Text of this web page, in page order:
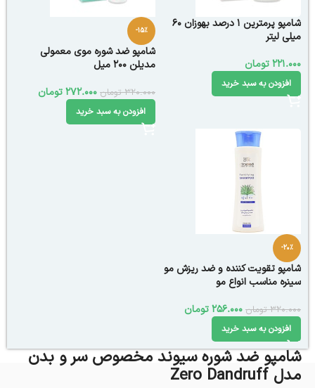
شامپو پرمترین 1 درصد بهوزان 60
میلی لیتر
221.000تومان
افزودن به سبد خرید
-15%
شامپو ضد شوره موی معمولی
مدیلن 200 میل
320.000 تومان 272.000تومان
افزودن به سبد خرید
-20%
شامپو تقویت کننده و ضد ریزش مو
سینره مناسب انواع مو
320.000 تومان 256.000تومان
افزودن به سبد خرید
شامپو ضد شوره سیوند مخصوص سر و بدن
مدل Zero Dandruff